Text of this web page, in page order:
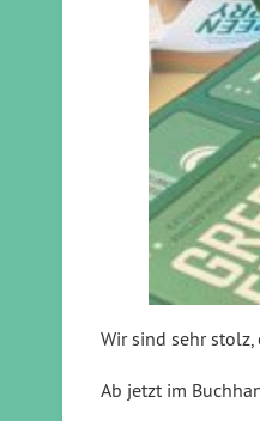
Wir sind sehr
Ab jetzt im